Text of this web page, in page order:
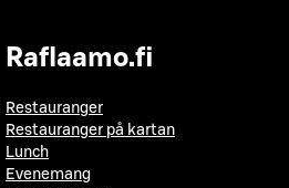
Raflaamo.fi
Restauranger
Restauranger på kartan
Lunch
Evenemang